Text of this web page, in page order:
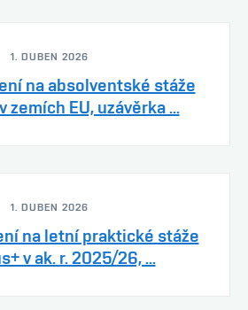
1. DUBEN 2026
na absolventské stáže
zemích EU, uzávěrka ...
1. DUBEN 2026
na letní praktické stáže
v ak. r. 2025/26, ...